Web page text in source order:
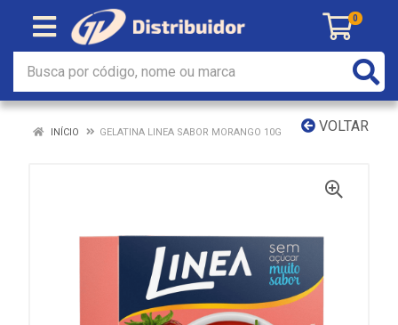
0
VOLTAR
INÍCIO GELATINA LINEA SABOR MORANGO 10G